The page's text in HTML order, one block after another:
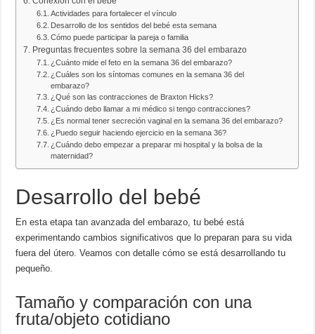
Actividades para fortalecer el vínculo
Desarrollo de los sentidos del bebé esta semana
Cómo puede participar la pareja o familia
Preguntas frecuentes sobre la semana 36 del embarazo
¿Cuánto mide el feto en la semana 36 del embarazo?
¿Cuáles son los síntomas comunes en la semana 36 del
embarazo?
¿Qué son las contracciones de Braxton Hicks?
¿Cuándo debo llamar a mi médico si tengo contracciones?
¿Es normal tener secreción vaginal en la semana 36 del embarazo?
¿Puedo seguir haciendo ejercicio en la semana 36?
¿Cuándo debo empezar a preparar mi hospital y la bolsa de la
maternidad?
Desarrollo del bebé
En esta etapa tan avanzada del embarazo, tu bebé está
experimentando cambios significativos que lo preparan para su vida
fuera del útero. Veamos con detalle cómo se está desarrollando tu
pequeño.
Tamaño y comparación con una
fruta/objeto cotidiano